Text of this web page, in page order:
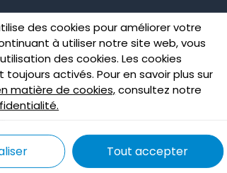
des cookies pour améliorer votre
à utiliser notre site web, vous
des cookies. Les cookies
toujours activés. Pour en savoir plus sur
matière de cookies,consultez notre
Tout accepter
Terrassement par
aspiration et
environnement
Déc 11, 2025
lire plus